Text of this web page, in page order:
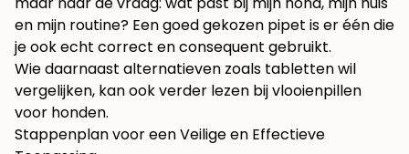
en mijn routine? Een goed gekozen pipet is er één die
je ook echt correct en consequent gebruikt.
Wie daarnaast alternatieven zoals tabletten wil
vergelijken, kan ook verder lezen bijvlooienpillen
voor honden.
Stappenplan voor een Veilige en Effectieve